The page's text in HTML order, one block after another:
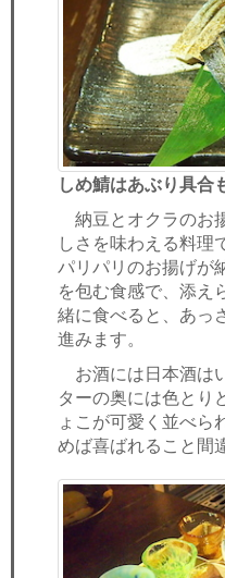
しめ鯖はあぶり具合
納豆とオクラのお
しさを味わえる料理
パリパリのお揚げが
を包む食感で、添え
緒に食べると、あっ
進みます。
お酒には日本酒は
ターの奥には色とり
ょこが可愛く並べら
めば喜ばれること間